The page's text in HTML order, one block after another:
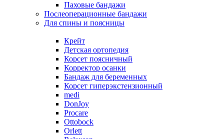
Паховые бандажи
Послеоперационные бандажи
Для спины и поясницы
Крейт
Детская ортопедия
Корсет поясничный
Корректор осанки
Бандаж для беременных
Корсет гиперэкстензионный
medi
DonJoy
Procare
Ottobock
Orlett